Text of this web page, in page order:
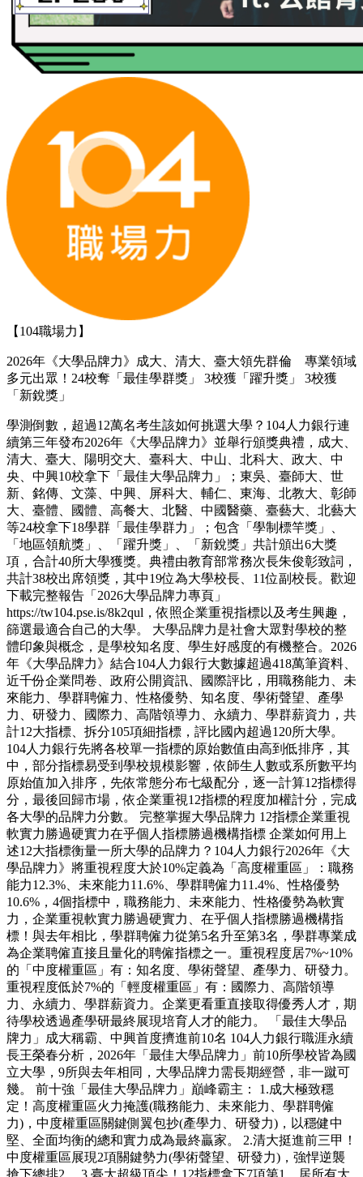
【104職場力】
2026年《大學品牌力》成大、清大、臺大領先群倫 專業領域
多元出眾！24校奪「最佳學群獎」 3校獲「躍升獎」 3校獲
「新銳獎」
學測倒數，超過12萬名考生該如何挑選大學？104人力銀行連
續第三年發布2026年《大學品牌力》並舉行頒獎典禮，成大、
清大、臺大、陽明交大、臺科大、中山、北科大、政大、中
央、中興10校拿下「最佳大學品牌力」；東吳、臺師大、世
新、銘傳、文藻、中興、屏科大、輔仁、東海、北教大、彰師
大、臺體、國體、高餐大、北醫、中國醫藥、臺藝大、北藝大
等24校拿下18學群「最佳學群力」；包含「學制標竿獎」、
「地區領航獎」、「躍升獎」、「新銳獎」共計頒出6大獎
項，合計40所大學獲獎。典禮由教育部常務次長朱俊彰致詞，
共計38校出席領獎，其中19位為大學校長、11位副校長。歡迎
下載完整報告「2026大學品牌力專頁」
https://tw104.pse.is/8k2qul，依照企業重視指標以及考生興趣，
篩選最適合自己的大學。 大學品牌力是社會大眾對學校的整
體印象與概念，是學校知名度、學生好感度的有機整合。2026
年《大學品牌力》結合104人力銀行大數據超過418萬筆資料、
近千份企業問卷、政府公開資訊、國際評比，用職務能力、未
來能力、學群聘僱力、性格優勢、知名度、學術聲望、產學
力、研發力、國際力、高階領導力、永續力、學群薪資力，共
計12大指標、拆分105項細指標，評比國內超過120所大學。
104人力銀行先將各校單一指標的原始數值由高到低排序，其
中，部分指標易受到學校規模影響，依師生人數或系所數平均
原始值加入排序，先依常態分布七級配分，逐一計算12指標得
分，最後回歸市場，依企業重視12指標的程度加權計分，完成
各大學的品牌力分數。 完整掌握大學品牌力 12指標企業重視
軟實力勝過硬實力在乎個人指標勝過機構指標 企業如何用上
述12大指標衡量一所大學的品牌力？104人力銀行2026年《大
學品牌力》將重視程度大於10%定義為「高度權重區」：職務
能力12.3%、未來能力11.6%、學群聘僱力11.4%、性格優勢
10.6%，4個指標中，職務能力、未來能力、性格優勢為軟實
力，企業重視軟實力勝過硬實力、在乎個人指標勝過機構指
標！與去年相比，學群聘僱力從第5名升至第3名，學群專業成
為企業聘僱直接且量化的聘僱指標之一。重視程度居7%~10%
的「中度權重區」有：知名度、學術聲望、產學力、研發力。
重視程度低於7%的「輕度權重區」有：國際力、高階領導
力、永續力、學群薪資力。企業更看重直接取得優秀人才，期
待學校透過產學研最終展現培育人才的能力。 「最佳大學品
牌力」成大稱霸、中興首度擠進前10名 104人力銀行職涯永續
長王榮春分析，2026年「最佳大學品牌力」前10所學校皆為國
立大學，9所與去年相同，大學品牌力需長期經營，非一蹴可
幾。 前十強「最佳大學品牌力」巔峰霸主： 1.成大極致穩
定！高度權重區火力掩護(職務能力、未來能力、學群聘僱
力)，中度權重區關鍵側翼包抄(產學力、研發力)，以穩健中
堅、全面均衡的總和實力成為最終贏家。 2.清大挺進前三甲！
中度權重區展現2項關鍵勢力(學術聲望、研發力)，強悍逆襲